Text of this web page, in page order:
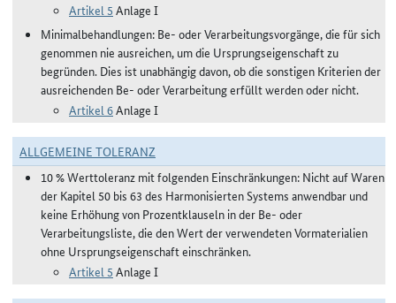
Artikel 5 Anlage I
Minimalbehandlungen: Be- oder Verarbeitungsvorgänge, die für sich
genommen nie ausreichen, um die Ursprungseigenschaft zu
begründen. Dies ist unabhängig davon, ob die sonstigen Kriterien der
ausreichenden Be- oder Verarbeitung erfüllt werden oder nicht.
Artikel 6Anlage I
ALLGEMEINE TOLERANZ
10 % Werttoleranz mit folgenden Einschränkungen: Nicht auf Waren
der Kapitel 50 bis 63 des Harmonisierten Systems anwendbar und
keine Erhöhung von Prozentklauseln in der Be- oder
Verarbeitungsliste, die den Wert der verwendeten Vormaterialien
ohne Ursprungseigenschaft einschränken.
Artikel 5 Anlage I